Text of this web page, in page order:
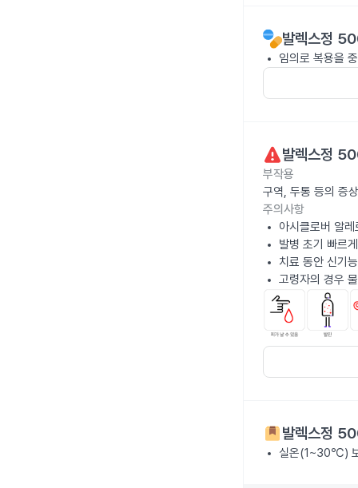
발렉스정
임의로 복용을
발렉스정
부작용
구역, 두통 등의 증
주의사항
아시클로버 알
발병 초기 빠르
치료 동안 신기
고령자의 경우
발렉스정
실온(1~30℃)